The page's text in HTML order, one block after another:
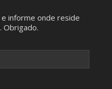
informe onde reside
Obrigado.